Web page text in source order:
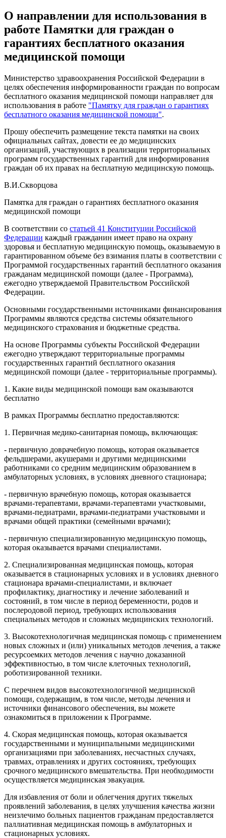
О направлении для использования в
работе Памятки для граждан о
гарантиях бесплатного оказания
медицинской помощи
Министерство здравоохранения Российской Федерации в
целях обеспечения информированности граждан по вопросам
бесплатного оказания медицинской помощи направляет для
использования в работе "Памятку для граждан о гарантиях
бесплатного оказания медицинской помощи".
Прошу обеспечить размещение текста памятки на своих
официальных сайтах, довести ее до медицинских
организаций, участвующих в реализации территориальных
программ государственных гарантий для информирования
граждан об их правах на бесплатную медицинскую помощь.
В.И.Скворцова
Памятка для граждан о гарантиях бесплатного оказания
медицинской помощи
В соответствии со статьей 41 Конституции Российской
Федерации каждый гражданин имеет право на охрану
здоровья и бесплатную медицинскую помощь, оказываемую в
гарантированном объеме без взимания платы в соответствии с
Программой государственных гарантий бесплатного оказания
гражданам медицинской помощи (далее - Программа),
ежегодно утверждаемой Правительством Российской
Федерации.
Основными государственными источниками финансирования
Программы являются средства системы обязательного
медицинского страхования и бюджетные средства.
На основе Программы субъекты Российской Федерации
ежегодно утверждают территориальные программы
государственных гарантий бесплатного оказания
медицинской помощи (далее - территориальные программы).
1. Какие виды медицинской помощи вам оказываются
бесплатно
В рамках Программы бесплатно предоставляются:
1. Первичная медико-санитарная помощь, включающая:
- первичную доврачебную помощь, которая оказывается
фельдшерами, акушерами и другими медицинскими
работниками со средним медицинским образованием в
амбулаторных условиях, в условиях дневного стационара;
- первичную врачебную помощь, которая оказывается
врачами-терапевтами, врачами-терапевтами участковыми,
врачами-педиатрами, врачами-педиатрами участковыми и
врачами общей практики (семейными врачами);
- первичную специализированную медицинскую помощь,
которая оказывается врачами специалистами.
2. Специализированная медицинская помощь, которая
оказывается в стационарных условиях и в условиях дневного
стационара врачами-специалистами, и включает
профилактику, диагностику и лечение заболеваний и
состояний, в том числе в период беременности, родов и
послеродовой период, требующих использования
специальных методов и сложных медицинских технологий.
3. Высокотехнологичная медицинская помощь с применением
новых сложных и (или) уникальных методов лечения, а также
ресурсоемких методов лечения с научно доказанной
эффективностью, в том числе клеточных технологий,
роботизированной техники.
С перечнем видов высокотехнологичной медицинской
помощи, содержащим, в том числе, методы лечения и
источники финансового обеспечения, вы можете
ознакомиться в приложении к Программе.
4. Скорая медицинская помощь, которая оказывается
государственными и муниципальными медицинскими
организациями при заболеваниях, несчастных случаях,
травмах, отравлениях и других состояниях, требующих
срочного медицинского вмешательства. При необходимости
осуществляется медицинская эвакуация.
Для избавления от боли и облегчения других тяжелых
проявлений заболевания, в целях улучшения качества жизни
неизлечимо больных пациентов гражданам предоставляется
паллиативная медицинская помощь в амбулаторных и
стационарных условиях.